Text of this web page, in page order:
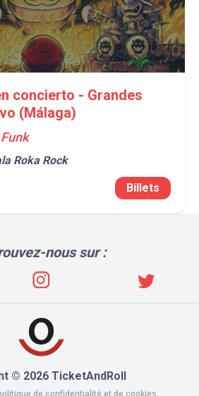
concierto - Grandes
(Málaga)
Roka Rock
Billets
nous sur :
© 2026 TicketAndRoll
de confidentialité et de cookies